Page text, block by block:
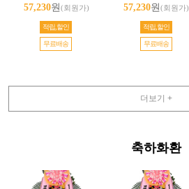
57,230원(회원가)
적립,할인
무료배송
57,230원(회원가)
적립,할인
무료배송
더보기 +
축하화환